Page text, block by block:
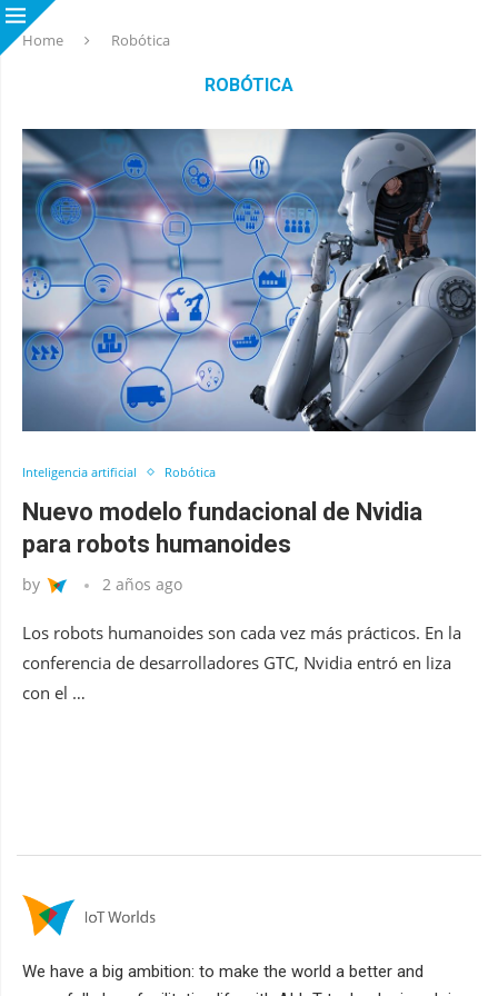
Home Robótica
ROBÓTICA
Inteligencia artificial Robótica
Nuevo modelo fundacional de Nvidia
para robots humanoides
by 2 años ago
Los robots humanoides son cada vez más prácticos. En la
conferencia de desarrolladores GTC, Nvidia entró en liza
con el …
We have a big ambition: to make the world a better and